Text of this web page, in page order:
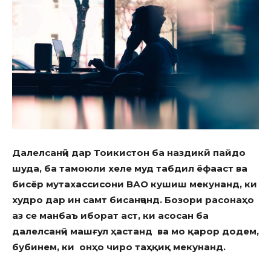
Далелсанҷӣ дар Тоикистон ба наздикӣ пайдо
шуда, ба тамоюли хеле муд табдил ёфааст ва
бисёр мутахассисони ВАО кушиш мекунанд, ки
худро дар ин самт бисанҷанд. Бозори расонаҳо
аз се манбаъ иборат аст, ки асосан ба
далелсанҷӣ машғул ҳастанд ва мо қарор додем,
бубинем, ки онҳо чиро таҳқиқ мекунанд.